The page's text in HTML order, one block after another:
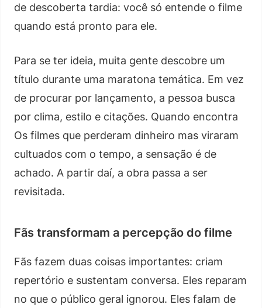
de descoberta tardia: você só entende o filme
quando está pronto para ele.
Para se ter ideia, muita gente descobre um
título durante uma maratona temática. Em vez
de procurar por lançamento, a pessoa busca
por clima, estilo e citações. Quando encontra
Os filmes que perderam dinheiro mas viraram
cultuados com o tempo, a sensação é de
achado. A partir daí, a obra passa a ser
revisitada.
Fãs transformam a percepção do filme
Fãs fazem duas coisas importantes: criam
repertório e sustentam conversa. Eles reparam
no que o público geral ignorou. Eles falam de